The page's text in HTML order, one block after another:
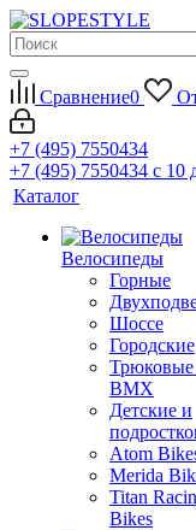
Сравнение0
+7 (495) 7550434
+7 (495) 7550434 с 10
Каталог
Велосипеды
Горные
Шоссе
Городские
Трюковые
BMX
Детские и
Atom
Merida
Titan
Bikes